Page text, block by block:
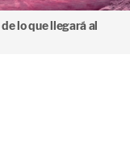
lo que llegará al